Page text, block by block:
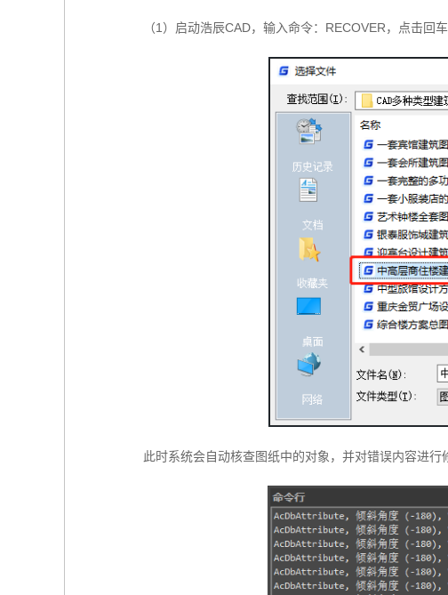
（1）启动浩辰CAD，输入命令：RECOVER，点击
此时系统会自动核查图纸中的对象，并对错误内容进行